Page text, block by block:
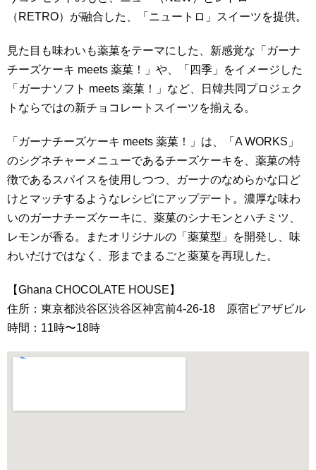
（RETRO）が融合した、「ニュートロ」スイーツを提供。
見た目も味わいも薬菓をテーマにした、新感覚な「ガーナ
チーズケーキ meets 薬菓！」や、「四季」をイメージした
「ガーナソフト meets 薬菓！」など、日韓共同プロジェク
トならではの新チョコレートスイーツを揃える。
「ガーナチーズケーキ meets 薬菓！」は、「A WORKS」
のシグネチャーメニューであるチーズケーキを、薬菓の特
徴であるスパイスを使用しつつ、ガーナのなめらかな口ど
けとマッチするようなレシピにアップデート。濃厚な味わ
いのガーナチーズケーキに、薬菓のシナモンとハチミツ、
レモンが香る。またオリジナルの「薬菓型」を開発し、味
わいだけではなく、形までまるごと薬菓を再現した。
【Ghana CHOCOLATE HOUSE】
住所：東京都渋谷区渋谷区神宮前4-26-18 原宿ピアザビル
時間：11時〜18時